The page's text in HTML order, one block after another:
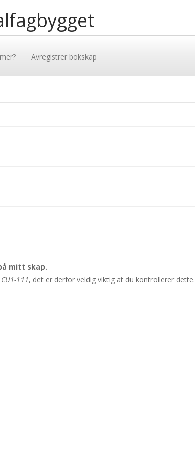
Avregistrer bokskap
mitt skap.
CU1-111, det er derfor veldig viktig at du kontrollerer dette.